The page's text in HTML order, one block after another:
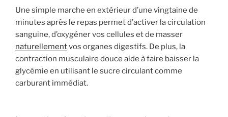
Une simple marche en extérieur d’une vingtaine de
minutes après le repas permet d’activer la circulation
sanguine, d’oxygéner vos cellules et de masser
naturellementvos organes digestifs. De plus, la
contraction musculaire douce aide à faire baisser la
glycémie en utilisant le sucre circulant comme
carburant immédiat.